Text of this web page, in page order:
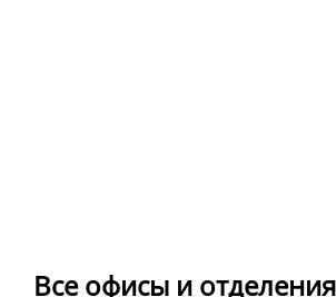
Все офисы и